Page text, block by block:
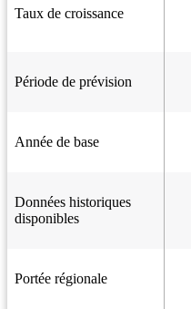
Taux de croissance
Période de prévision
Année de base
Données historiques
disponibles
Portée régionale